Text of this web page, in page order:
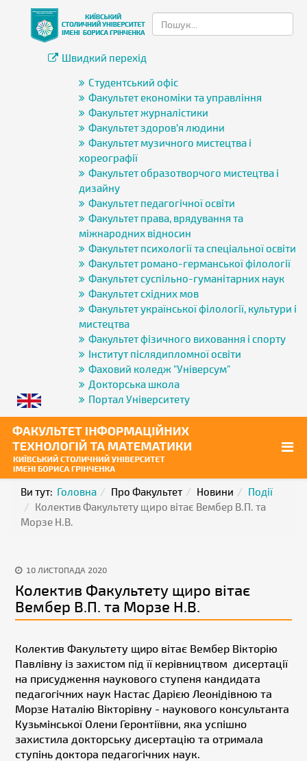
Швидкий перехід
Студентський офіс
Факультет економіки та управління
Факультет журналістики
Факультет здоров’я людини
Факультет музичного мистецтва і
хореографії
Факультет образотворчого мистецтва і
дизайну
Факультет педагогічної освіти
Факультет права, врядування та
міжнародних відносин
Факультет психології та спеціальної освіти
Факультет романо-германської філології
Факультет суспільно-гуманітарних наук
Факультет східних мов
Факультет української філології, культури і
мистецтва
Факультет фізичного виховання і спорту
Інститут післядипломної освіти
Фаховий коледж "Універсум"
Докторська школа
Портал Університету
Ви тут: Головна Про Факультет Новини
Події
Колектив Факультету щиро вітає Вембер В.П. та
Морзе Н.В.
10 ЛИСТОПАДА 2020
Колектив Факультету щиро вітає
Вембер В.П. та Морзе Н.В.
Колектив Факультету щиро вітає Вембер Вікторію
Павлівну із захистом під її керівництвом дисертації
на присудження наукового ступеня кандидата
педагогічних наук Настас Дарією Леонідівною та
Морзе Наталію Вікторівну - наукового консультанта
Кузьмінської Олени Геронтіївни, яка успішно
захистила докторську дисертацію та отримала
ступінь доктора педагогічних наук.